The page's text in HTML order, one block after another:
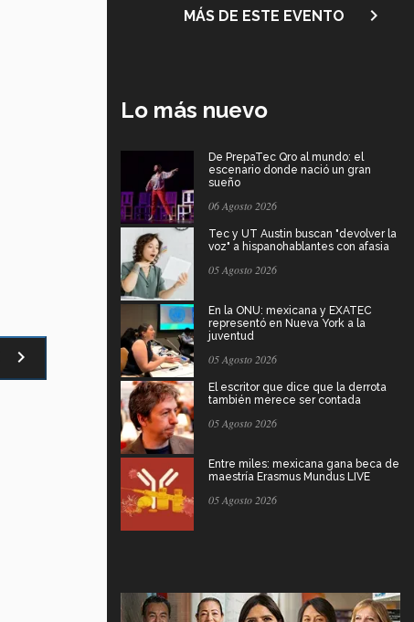
navigate_next
MÁS DE ESTE EVENTO navigate_next
Lo más nuevo
De PrepaTec Qro al mundo: el
escenario donde nació un gran
sueño
06 Agosto 2026
Tec y UT Austin buscan "devolver la
voz" a hispanohablantes con afasia
05 Agosto 2026
En la ONU: mexicana y EXATEC
representó en Nueva York a la
juventud
05 Agosto 2026
El escritor que dice que la derrota
también merece ser contada
05 Agosto 2026
Entre miles: mexicana gana beca de
maestría Erasmus Mundus LIVE
05 Agosto 2026